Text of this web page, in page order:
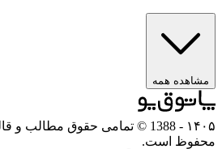
مشاهده همه
۱۴۰۵
- 1388 © تمامی حقوق مطالب و
محفوظ است.